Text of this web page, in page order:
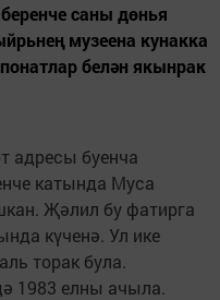
саны дөнья
музеена кунакка
белән якынрак
адресы буенча
катында Муса
Җәлил бу фатирга
күченә. Ул ике
торак була.
1983 елны ачыла.